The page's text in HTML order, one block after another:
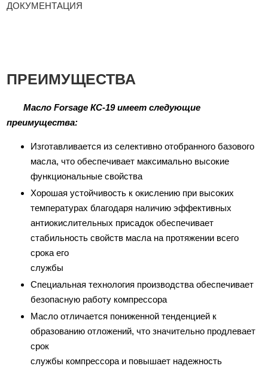
ДОКУМЕНТАЦИЯ
ПРЕИМУЩЕСТВА
Масло Forsage КС-19 имеет следующие
преимущества:
Изготавливается из селективно отобранного базового
масла, что обеспечивает максимально высокие
функциональные свойства
Хорошая устойчивость к окислению при высоких
температурах благодаря наличию эффективных
антиокислительных присадок обеспечивает
стабильность свойств масла на протяжении всего
срока его
службы
Специальная технология производства обеспечивает
безопасную работу компрессора
Масло отличается пониженной тенденцией к
образованию отложений, что значительно продлевает
срок
службы компрессора и повышает надежность